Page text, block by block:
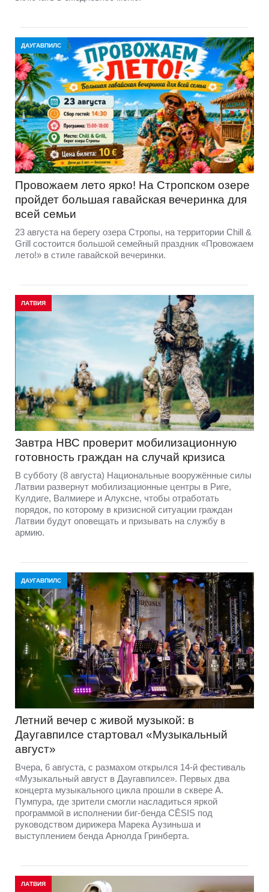
ДАУГАВПИЛС
Провожаем лето ярко! На Стропском озере
пройдет большая гавайская вечеринка для
всей семьи
23 августа на берегу озера Стропы, на территории Chill &
Grill состоится большой семейный праздник «Провожаем
лето!» в стиле гавайской вечеринки.
ЛАТВИЯ
Завтра НВС проверит мобилизационную
готовность граждан на случай кризиса
В субботу (8 августа) Национальные вооружённые силы
Латвии развернут мобилизационные центры в Риге,
Кулдиге, Валмиере и Алуксне, чтобы отработать
порядок, по которому в кризисной ситуации граждан
Латвии будут оповещать и призывать на службу в
армию.
ДАУГАВПИЛС
Летний вечер с живой музыкой: в
Даугавпилсе стартовал «Музыкальный
август»
Вчера, 6 августа, с размахом открылся 14-й фестиваль
«Музыкальный август в Даугавпилсе». Первых два
концерта музыкального цикла прошли в сквере А.
Пумпура, где зрители смогли насладиться яркой
программой в исполнении биг-бенда CĒSIS под
руководством дирижера Марека Аузиньша и
выступлением бенда Арнолда Гринберта.
ЛАТВИЯ